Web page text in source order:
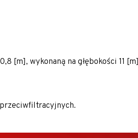
[m], wykonaną na głębokości 11
przeciwfiltracyjnych.